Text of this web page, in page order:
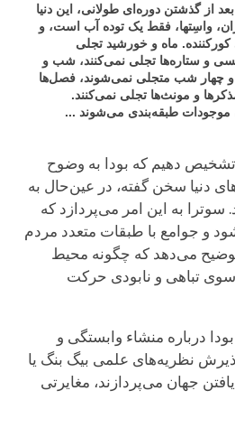
از گذشتن دوره‌ای طولانی، این دنیا
واسِتها، فقط یک توده آب است، و
ماه و خورشید تجلی
و ستاره‌ها تجلی نمی‌کنند، شب و
و چهار شب متجلی نمی‌شوند، فصل‌ها
و مونث‌ها تجلی نمی‌کنند.
موجودات طبقه‌بندی می‌شوند ...
تشخیص دهیم که بودا به وضوح
دنیا سخن گفته، در عین‌حال به
به این امر می‌پردازد که
و جوامع با طبقات متعدد مردم
می‌دهد که چگونه محیط
تباهی و نابودی حرکت
درباره منشاء وابستگی و
پذیرش نظریه‌های علمی بیگ بنگ یا
جهان می‌پردازند، مغایرتی